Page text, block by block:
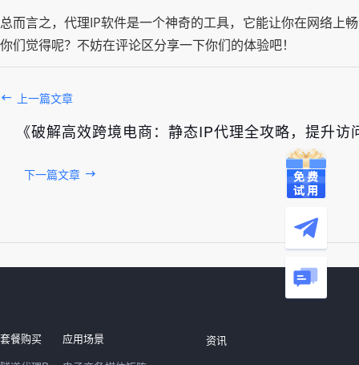
总而言之，代理IP软件是一个神奇的工具，它能让你在网络上
你们觉得呢？不妨在评论区分享一下你们的体验吧！
上一篇文章
《破解高效跨境电商：静态IP代理全攻略，提升
下一篇文章
套餐购买
应用场景
资讯
发布于： 2026年08月08日